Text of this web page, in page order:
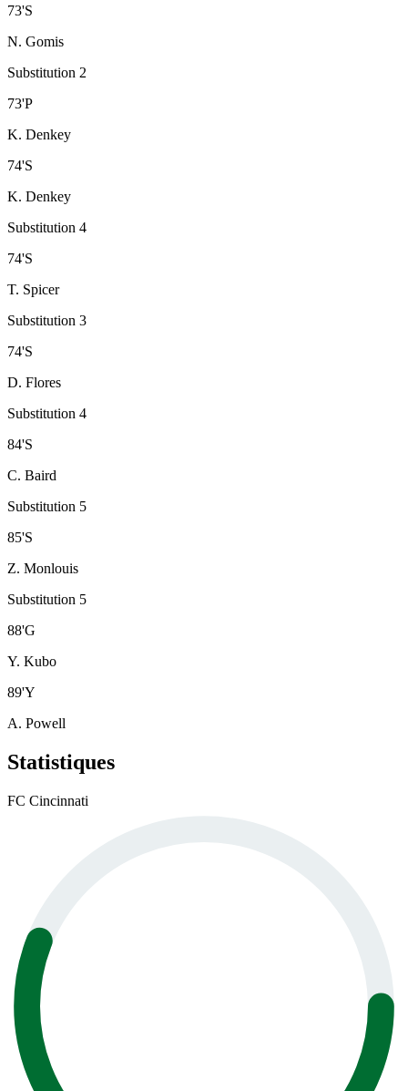
73'S
N. Gomis
Substitution 2
73'P
K. Denkey
74'S
K. Denkey
Substitution 4
74'S
T. Spicer
Substitution 3
74'S
D. Flores
Substitution 4
84'S
C. Baird
Substitution 5
85'S
Z. Monlouis
Substitution 5
88'G
Y. Kubo
89'Y
A. Powell
Statistiques
FC Cincinnati